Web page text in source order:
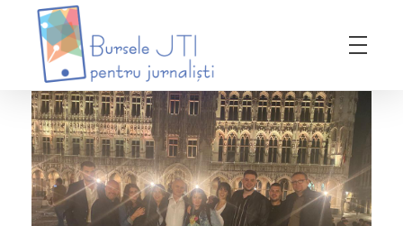
Bursele JTI pentru Jurnalisti
ediția 2018-2019